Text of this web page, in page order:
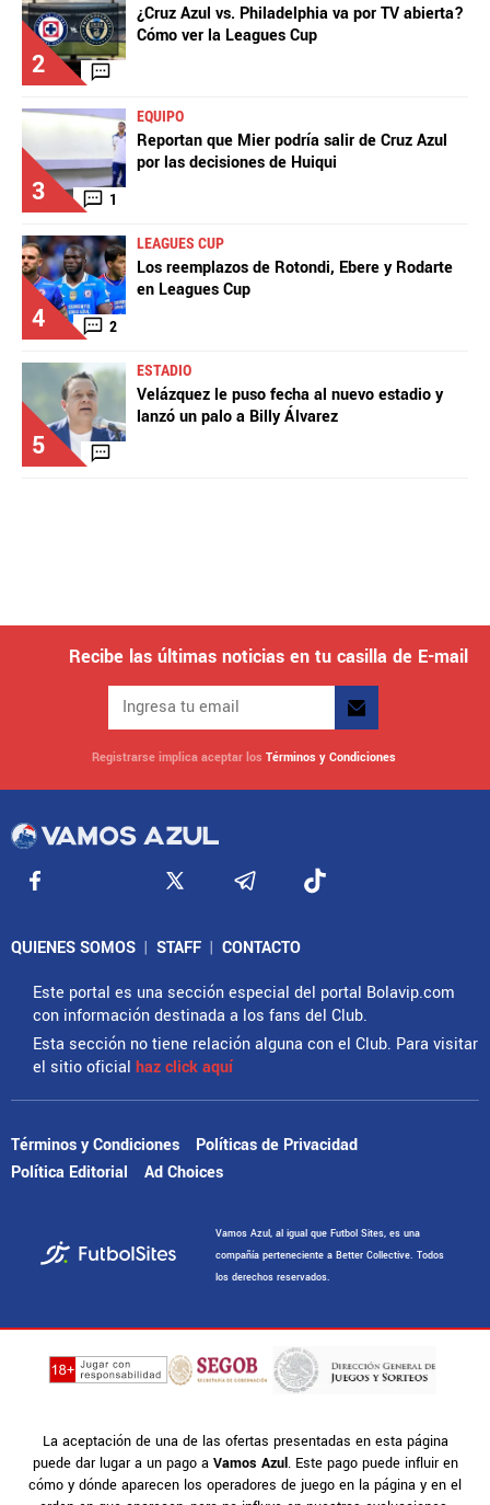
2
¿Cruz Azul vs. Philadelphia va por TV abierta?
Cómo ver la Leagues Cup
3 1
EQUIPO
Reportan que Mier podría salir de Cruz Azul
por las decisiones de Huiqui
4 2
LEAGUES CUP
Los reemplazos de Rotondi, Ebere y Rodarte
en Leagues Cup
5
ESTADIO
Velázquez le puso fecha al nuevo estadio y
lanzó un palo a Billy Álvarez
Recibe las últimas noticias en tu casilla de E-mail
Registrarse implica aceptar los Términos y Condiciones
QUIENES SOMOS | STAFF | CONTACTO
Este portal es una sección especial del portal Bolavip.com
con información destinada a los fans del Club.
Esta sección no tiene relación alguna con el Club. Para visitar
el sitio oficial haz click aquí
Términos y Condiciones
Políticas de Privacidad
Política Editorial
Ad Choices
Vamos Azul, al igual que Futbol Sites, es una
compañía perteneciente a Better Collective. Todos
los derechos reservados.
La aceptación de una de las ofertas presentadas en esta página
puede dar lugar a un pago a Vamos Azul. Este pago puede influir en
cómo y dónde aparecen los operadores de juego en la página y en el